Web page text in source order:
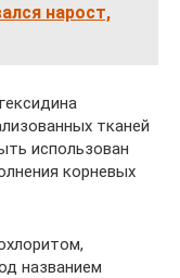
нарост,
тканей
использован
корневых
названием